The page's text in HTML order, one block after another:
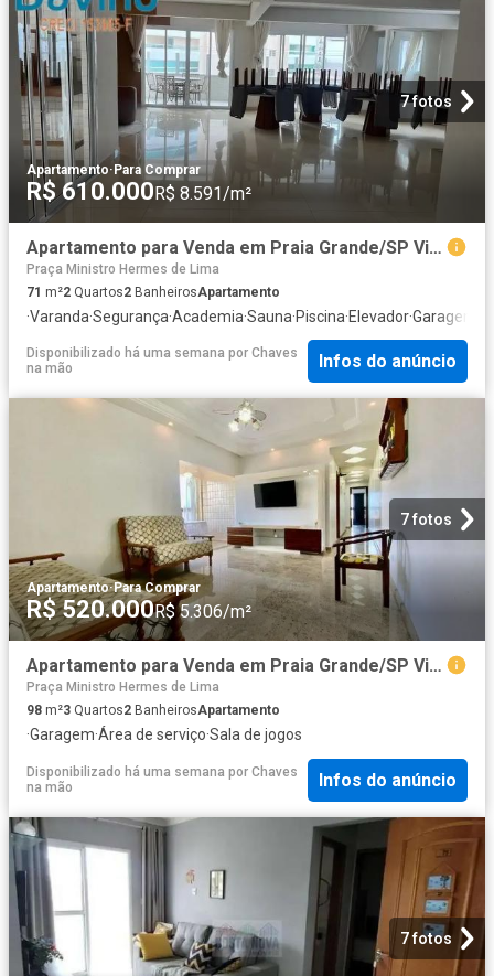
7 fotos
Apartamento·Para Comprar
R$ 610.000R$ 8.591/m²
Apartamento para Venda em Praia Grande/SP Vila Caiçara 2 Quartos
Praça Ministro Hermes de Lima
71 m²2 Quartos2 BanheirosApartamento
·Varanda·Segurança·Academia·Sauna·Piscina·Elevador·Garagem
Disponibilizado há uma semana por Chaves
na mão
Infos do anúncio
7 fotos
Apartamento·Para Comprar
R$ 520.000R$ 5.306/m²
Apartamento para Venda em Praia Grande/SP Vila Caiçara 3 Quartos
Praça Ministro Hermes de Lima
98 m²3 Quartos2 BanheirosApartamento
·Garagem·Área de serviço·Sala de jogos
Disponibilizado há uma semana por Chaves
na mão
Infos do anúncio
7 fotos